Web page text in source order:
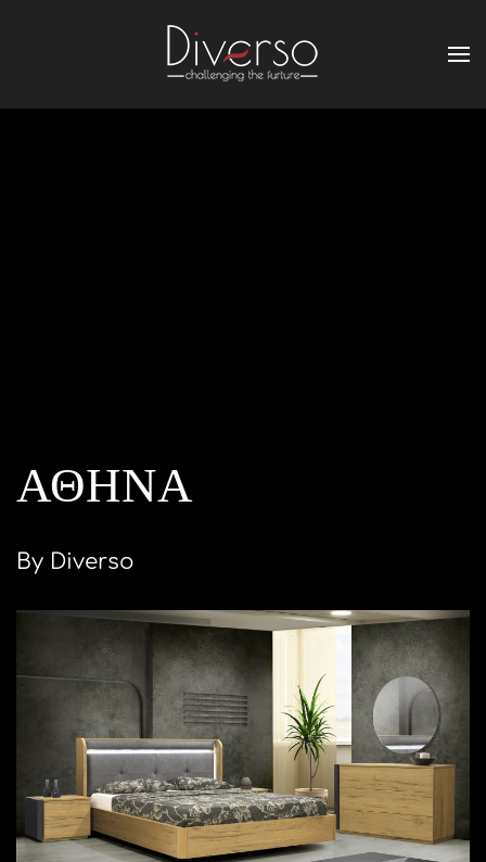
ΑΘΗΝΑ
By Diverso